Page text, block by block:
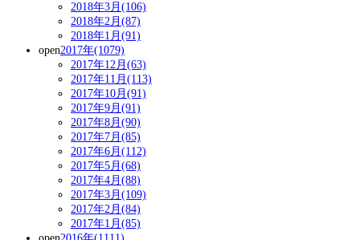
2018年3月(106)
2018年2月(87)
2018年1月(91)
open2017年(1079)
2017年12月(63)
2017年11月(113)
2017年10月(91)
2017年9月(91)
2017年8月(90)
2017年7月(85)
2017年6月(112)
2017年5月(68)
2017年4月(88)
2017年3月(109)
2017年2月(84)
2017年1月(85)